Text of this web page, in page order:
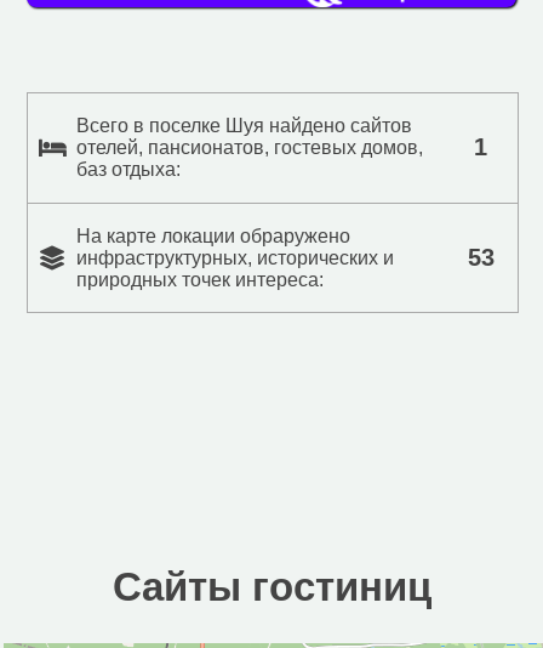
Всего в поселке Шуя найдено сайтов
отелей, пансионатов, гостевых домов,
баз отдыха:
1
На карте локации обраружено
инфраструктурных, исторических и
природных точек интереса:
53
Сайты гостиниц